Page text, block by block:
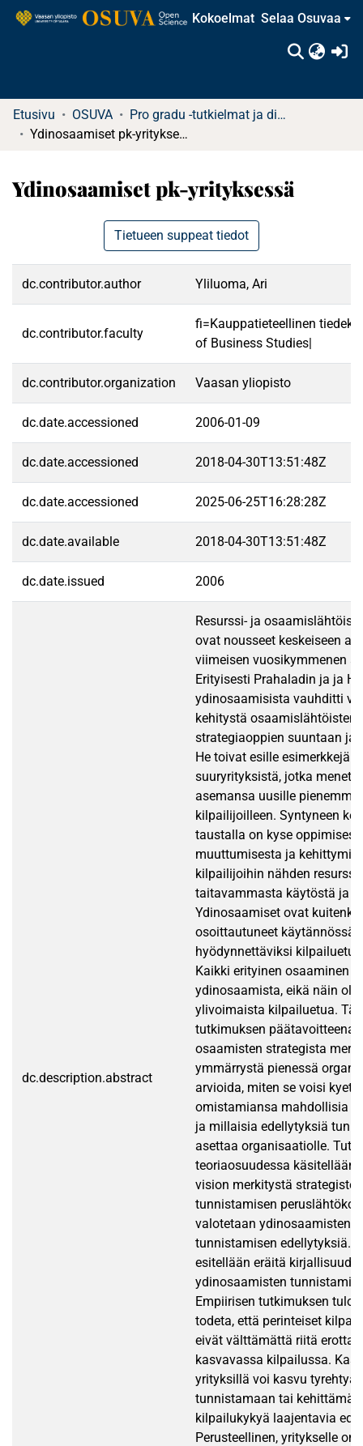
Kokoelmat Selaa Osuvaa
Etusivu OSUVA
Pro gradu -tutkielmat ja diplomityöt
Ydinosaamiset pk-yrityksessä
Ydinosaamiset pk-yrityksessä
Tietueen suppeat tiedot
dc.contributor.author Yliluoma, Ari
dc.contributor.faculty
fi=Kauppatieteellinen
of Business Studies|
dc.contributor.organization Vaasan yliopisto
dc.date.accessioned 2006-01-09
dc.date.accessioned 2018-04-30T13:51:48Z
dc.date.accessioned 2025-06-25T16:28:28Z
dc.date.available 2018-04-30T13:51:48Z
dc.date.issued 2006
dc.description.abstract
Resurssi- ja
ovat nousseet keskeiseen
viimeisen vuosikymmenen
Erityisesti Prahaladin ja ja
ydinosaamisista vauhditti
kehitystä osaamislähtöisten
strategiaoppien suuntaan ja
He toivat esille esimerkkejä
suuryrityksistä, jotka
asemansa uusille
kilpailijoilleen. Syntyneen
taustalla on kyse
muuttumisesta ja
kilpailijoihin nähden
taitavammasta käytöstä ja
Ydinosaamiset ovat kuitenkin
osoittautuneet käytännössä
hyödynnettäviksi
Kaikki erityinen osaaminen
ydinosaamista, eikä näin
ylivoimaista kilpailuetua.
tutkimuksen päätavoitteena
osaamisten strategista
ymmärrystä pienessä
arvioida, miten se voisi
omistamiansa mahdollisia
ja millaisia edellytyksiä
asettaa organisaatiolle.
teoriaosuudessa käsitellään
vision merkitystä
tunnistamisen
valotetaan ydinosaamisten
tunnistamisen edellytyksiä.
esitellään eräitä
ydinosaamisten
Empiirisen tutkimuksen
todeta, että perinteiset
eivät välttämättä riitä
kasvavassa kilpailussa.
yrityksillä voi kasvu tyrehtyä,
tunnistamaan tai
kilpailukykyä laajentavia
Perusteellinen, yritykselle